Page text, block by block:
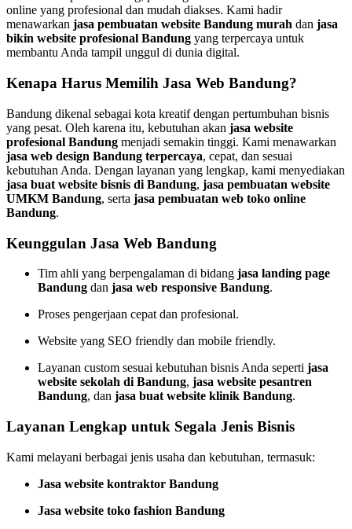
online yang profesional dan mudah diakses. Kami hadir
menawarkan jasa pembuatan website Bandung murah dan jasa
bikin website profesional Bandung yang terpercaya untuk
membantu Anda tampil unggul di dunia digital.
Kenapa Harus Memilih Jasa Web Bandung?
Bandung dikenal sebagai kota kreatif dengan pertumbuhan bisnis
yang pesat. Oleh karena itu, kebutuhan akan jasa website
profesional Bandung menjadi semakin tinggi. Kami menawarkan
jasa web design Bandung terpercaya, cepat, dan sesuai
kebutuhan Anda. Dengan layanan yang lengkap, kami menyediakan
jasa buat website bisnis di Bandung, jasa pembuatan website
UMKM Bandung, serta jasa pembuatan web toko online
Bandung.
Keunggulan Jasa Web Bandung
Tim ahli yang berpengalaman di bidang jasa landing page
Bandung dan jasa web responsive Bandung.
Proses pengerjaan cepat dan profesional.
Website yang SEO friendly dan mobile friendly.
Layanan custom sesuai kebutuhan bisnis Anda seperti jasa
website sekolah di Bandung, jasa website pesantren
Bandung, dan jasa buat website klinik Bandung.
Layanan Lengkap untuk Segala Jenis Bisnis
Kami melayani berbagai jenis usaha dan kebutuhan, termasuk:
Jasa website kontraktor Bandung
Jasa website toko fashion Bandung